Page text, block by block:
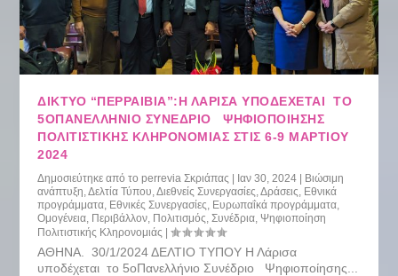
ΔΙΚΤΥΟ “ΠΕΡΡΑΙΒΙΑ”:Η ΛΆΡΙΣΑ ΥΠΟΔΈΧΕΤΑΙ ΤΟ
5ΟΠΑΝΕΛΛΉΝΙΟ ΣΥΝΈΔΡΙΟ ΨΗΦΙΟΠΟΊΗΣΗΣ
ΠΟΛΙΤΙΣΤΙΚΉΣ ΚΛΗΡΟΝΟΜΙΆΣ ΣΤΙΣ 6-9 ΜΑΡΤΊΟΥ
2024
Δημοσιεύτηκε από τοperrevia Σκριάπας | Ιαν 30, 2024 | Βιώσιμη
ανάπτυξη ,Δελτία Τύπου ,Διεθνείς Συνεργασίες ,Δράσεις Εθνικά
προγράμματα Εθνικές Συνεργασίες Ευρωπαΐκά προγράμματα
Ομογένεια Περιβάλλον Πολιτισμός ,Συνέδρια Ψηφιοποίηση
Πολιτιστικής Κληρονομιάς |
ΑΘΗΝΑ. 30/1/2024 ΔΕΛΤΙΟ ΤΥΠΟΥ Η Λάρισα
υποδέχεται το 5οΠανελλήνιο Συνέδριο Ψηφιοποίησης...